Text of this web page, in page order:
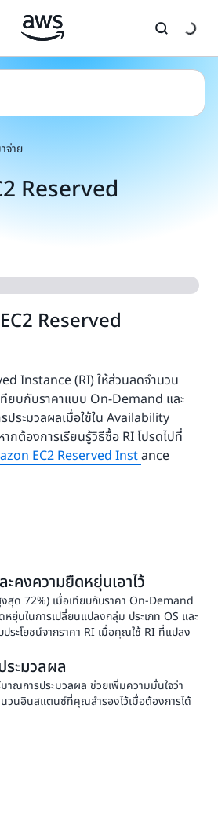
จ่าย
Reserved
Reserved
Instance (RI) ให้ส่วนลดจำนวน
ยบกับราคาแบบ On-Demand และ
ประมวลผลเมื่อใช้ใน Availability
กต้องการเรียนรู้วิธีซื้อ RI โปรดไปที่
EC2 Reserved Instance
ะคงความยืดหยุ่นเอาไว้
สุด 72%) เมื่อเทียบกับราคา On-Demand
นในการเปลี่ยนแปลงกลุ่ม ประเภท OS และ
ระโยชน์จากราคา RI เมื่อคุณใช้ RI ที่แปลง
ระมวลผล
าณการประมวลผล ช่วยเพิ่มความมั่นใจว่า
นวนอินสแตนซ์ที่คุณสำรองไว้เมื่อต้องการได้